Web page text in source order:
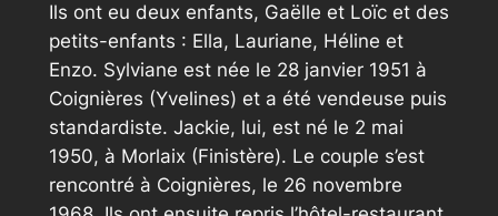
Ils ont eu deux enfants, Gaëlle et Loïc et des
petits-enfants : Ella, Lauriane, Héline et
Enzo. Sylviane est née le 28 janvier 1951 à
Coignières (Yvelines) et a été vendeuse puis
standardiste. Jackie, lui, est né le 2 mai
1950, à Morlaix (Finistère). Le couple s’est
rencontré à Coignières, le 26 novembre